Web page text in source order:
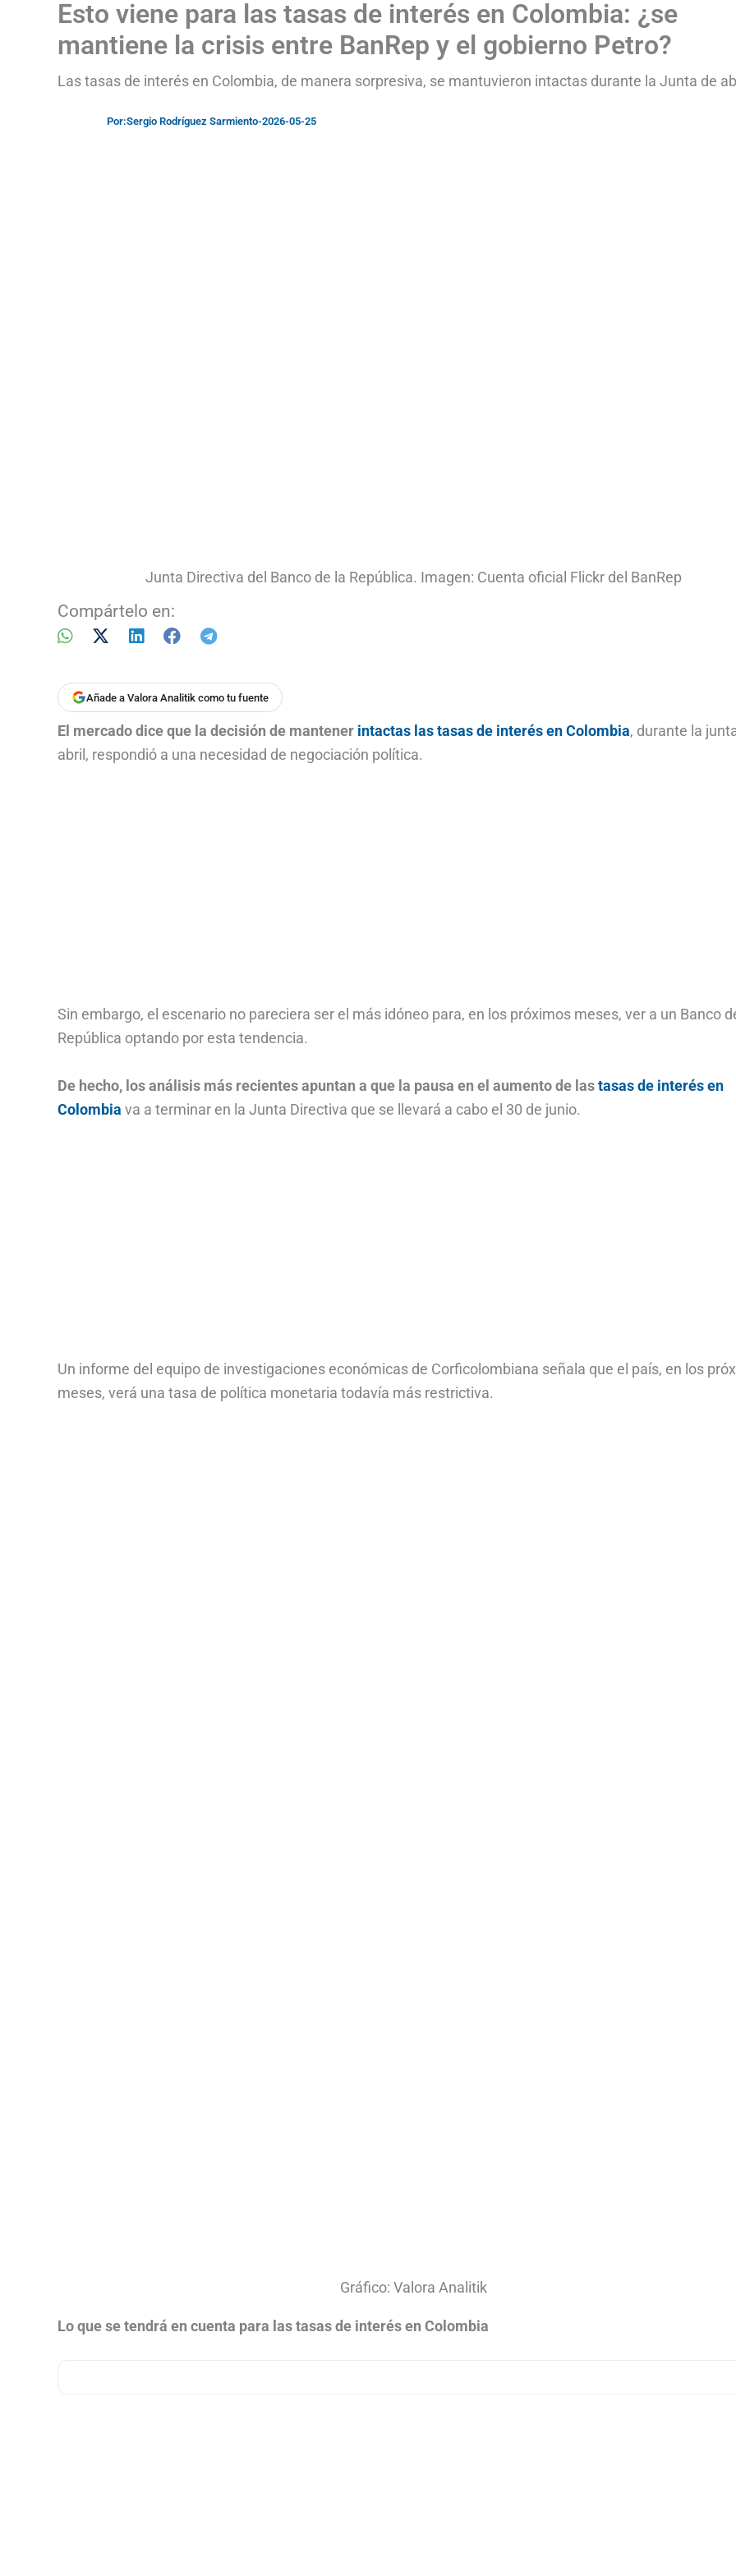
Esto viene para las tasas de interés en Colombia: ¿se
mantiene la crisis entre BanRep y el gobierno Petro?
Las tasas de interés en Colombia, de manera sorpresiva, se mantuvieron intactas durante la Junta de
Por:Sergio Rodríguez Sarmiento-2026-05-25
Junta Directiva del Banco de la República. Imagen: Cuenta oficial Flickr del BanRep
Compártelo en:
Añade a Valora Analitik como tu fuente
El mercado dice que la decisión de mantener intactas las tasas de interés en Colombia, durante la
abril, respondió a una necesidad de negociación política.
Sin embargo, el escenario no pareciera ser el más idóneo para, en los próximos meses, ver a un Banco
República optando por esta tendencia.
De hecho, los análisis más recientes apuntan a que la pausa en el aumento de lastasas de interés en
Colombia va a terminar en la Junta Directiva que se llevará a cabo el 30 de junio.
Un informe del equipo de investigaciones económicas de Corficolombiana señala que el país, en los
meses, verá una tasa de política monetaria todavía más restrictiva.
Gráfico: Valora Analitik
Lo que se tendrá en cuenta para las tasas de interés en Colombia